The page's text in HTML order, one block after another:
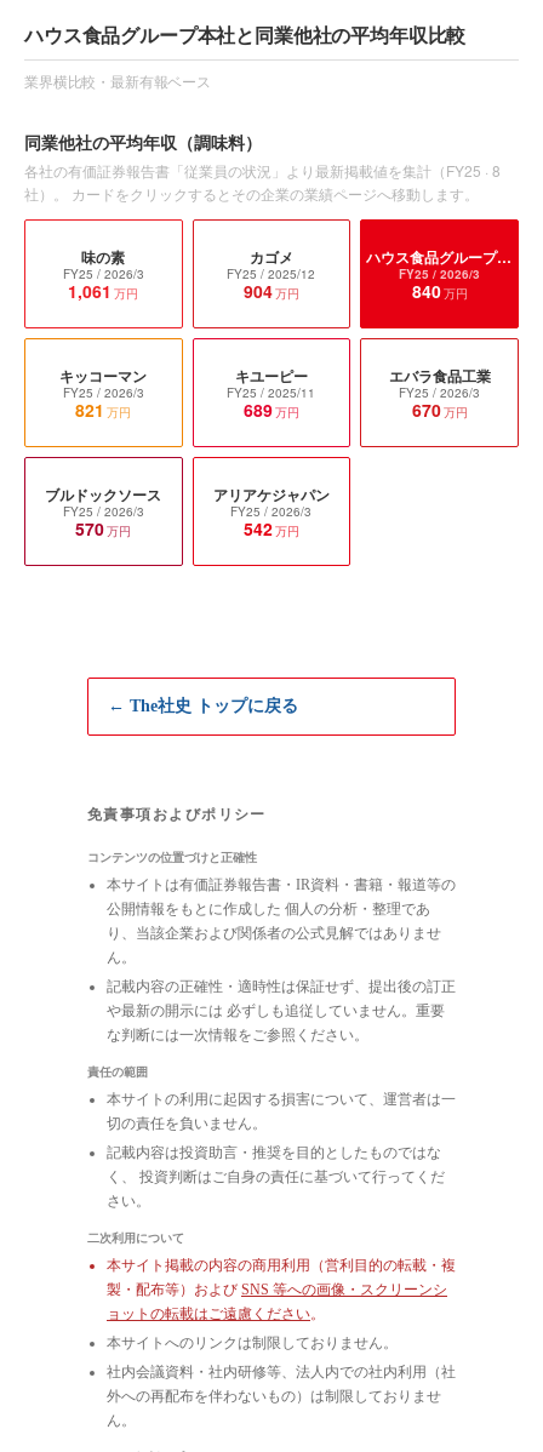
ハウス食品グループ本社と同業他社の平均年収比較
業界横比較・最新有報ベース
同業他社の平均年収 （調味料）
各社の有価証券報告書「従業員の状況」より最新掲載値を集計（FY25 · 8
社）。 カードをクリックするとその企業の業績ページへ移動します。
味の素
FY25 / 2026/3
1,061 万円
カゴメ
FY25 / 2025/12
904万円
ハウス食品グループ本社
FY25 / 2026/3
840万円
キッコーマン
FY25 / 2026/3
821 万円
キユーピー
FY25 / 2025/11
689万円
エバラ食品工業
FY25 / 2026/3
670万円
ブルドックソース
FY25 / 2026/3
570万円
アリアケジャパン
FY25 / 2026/3
542万円
← The社史 トップに戻る
免責事項およびポリシー
コンテンツの位置づけと正確性
本サイトは有価証券報告書・IR資料・書籍・報道等の
公開情報をもとに作成した 個人の分析・整理であ
り、当該企業および関係者の公式見解ではありませ
ん。
記載内容の正確性・適時性は保証せず、提出後の訂正
や最新の開示には 必ずしも追従していません。重要
な判断には一次情報をご参照ください。
責任の範囲
本サイトの利用に起因する損害について、運営者は一
切の責任を負いません。
記載内容は投資助言・推奨を目的としたものではな
く、 投資判断はご自身の責任に基づいて行ってくだ
さい。
二次利用について
本サイト掲載の内容の商用利用（営利目的の転載・複
製・配布等）および SNS 等への画像・スクリーンシ
ョットの転載はご遠慮ください。
本サイトへのリンクは制限しておりません。
社内会議資料・社内研修等、法人内での社内利用（社
外への再配布を伴わないもの）は制限しておりませ
ん。